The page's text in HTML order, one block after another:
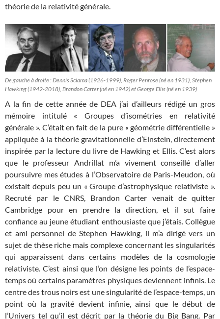
théorie de la relativité générale.
De gauche à droite : Dennis Sciama (1926-1999), Roger Penrose (né en 1931), Stephen
Hawking (1942-2018), Brandon Carter (né en 1942) et George Ellis (né en 1939)
A la fin de cette année de DEA j’ai d’ailleurs rédigé un gros
mémoire intitulé « Groupes d’isométries en relativité
générale ». C’était en fait de la pure « géométrie différentielle »
appliquée à la théorie gravitationnelle d’Einstein, directement
inspirée par la lecture du livre de Hawking et Ellis. C’est alors
que le professeur Andrillat m’a vivement conseillé d’aller
poursuivre mes études à l’Observatoire de Paris-Meudon, où
existait depuis peu un « Groupe d’astrophysique relativiste ».
Recruté par le CNRS, Brandon Carter venait de quitter
Cambridge pour en prendre la direction, et il sut faire
confiance au jeune étudiant enthousiaste que j’étais. Collègue
et ami personnel de Stephen Hawking, il m’a dirigé vers un
sujet de thèse riche mais complexe concernant les singularités
qui apparaissent dans certains modèles de la cosmologie
relativiste. C’est ainsi que l’on désigne les points de l’espace-
temps où certains paramètres physiques deviennent infinis. Le
centre des trous noirs est une singularité de l’espace-temps, un
point où la gravité devient infinie, ainsi que le début de
l’Univers tel qu’il est décrit par la théorie du Big Bang. Par